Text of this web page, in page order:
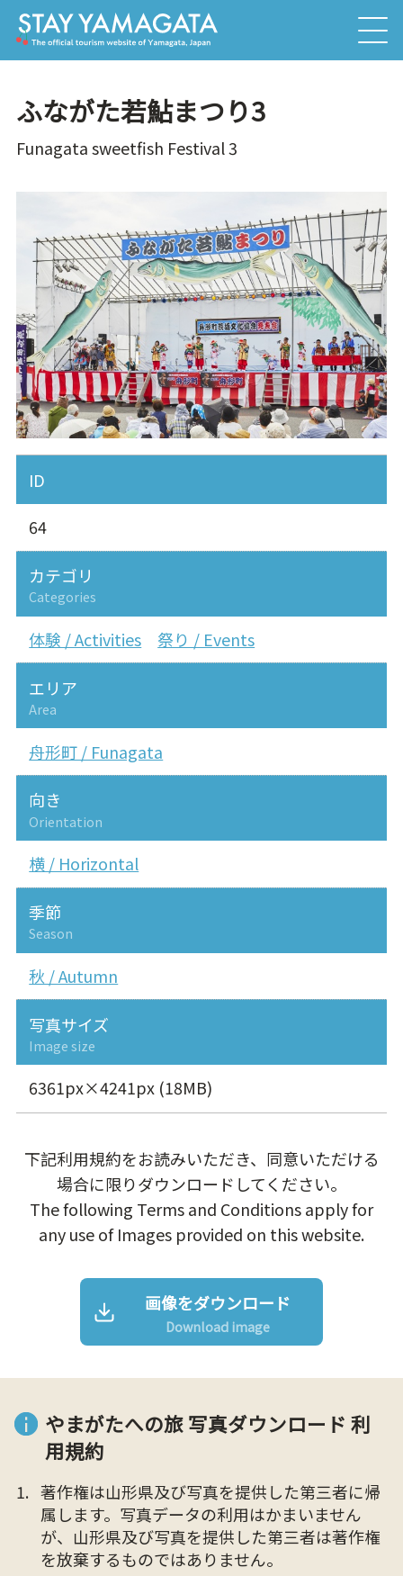
ふながた若鮎まつり3
Funagata sweetfish Festival 3
ID
64
カテゴリ
Categories
体験 / Activities 祭り / Events
エリア
Area
舟形町 / Funagata
向き
Orientation
横 / Horizontal
季節
Season
秋 / Autumn
写真サイズ
Image size
6361px×4241px (18MB)
下記利用規約をお読みいただき、同意いただける
場合に限りダウンロードしてください。
The following Terms and Conditions apply for
any use of Images provided on this website.
画像をダウンロード
Download image
やまがたへの旅 写真ダウンロード 利
用規約
著作権は山形県及び写真を提供した第三者に帰
属します。写真データの利用はかまいません
が、山形県及び写真を提供した第三者は著作権
を放棄するものではありません。